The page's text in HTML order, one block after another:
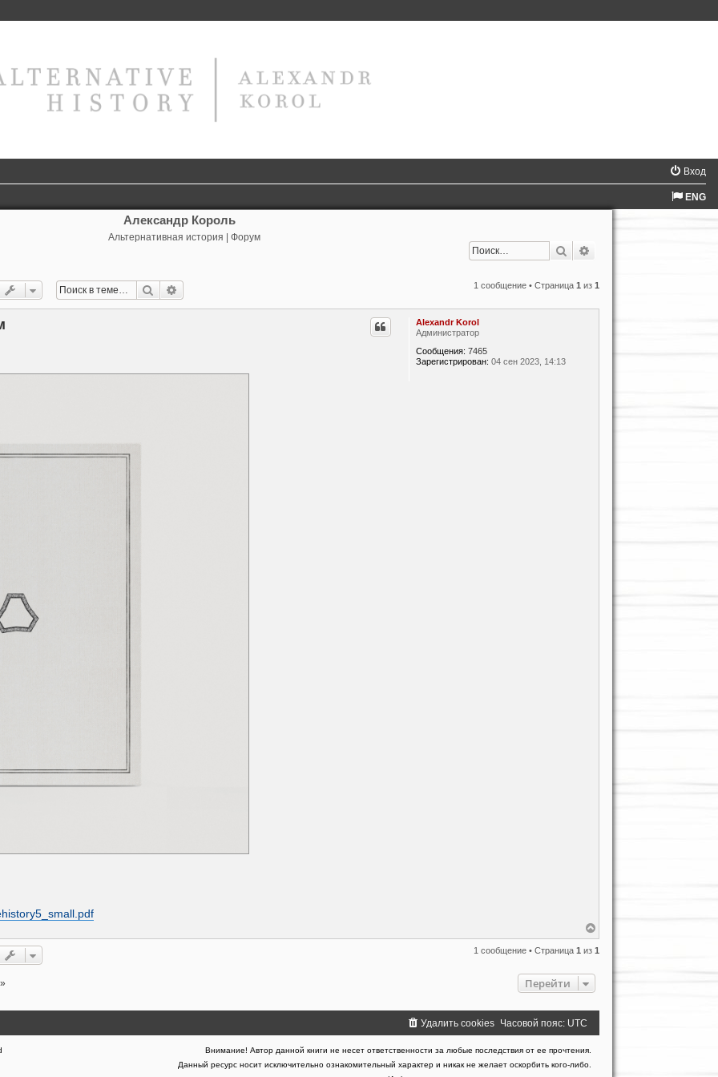
Вход
ENG
Александр Король
Альтернативная история | Форум
Поиск
Поиск 1 сообщение • Страница1 из1
Alexandr Korol
Администратор
Сообщения: 7465
Зарегистрирован: 04 сен 2023, 14:13
е
р
1 сообщение • Страница1 из1
Перейти
Часовой пояс: UTC
Удалить cookies
Внимание! Автор данной книги не несет ответственности за любые последствия от ее прочтения.
Данный ресурс носит исключительно ознакомительный характер и никак не желает оскорбить кого-либо.